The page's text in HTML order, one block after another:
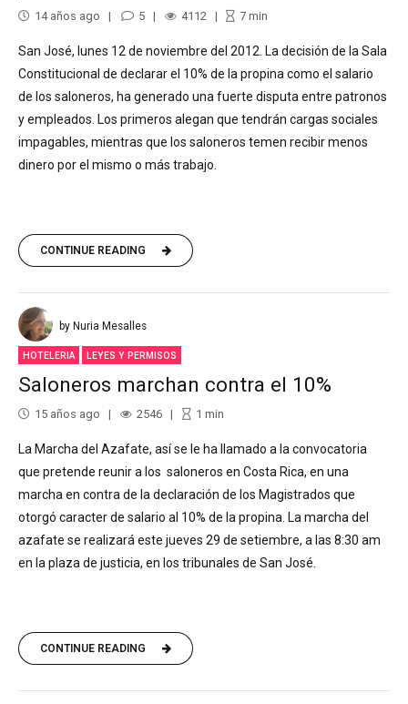
14 años ago 5 4112 7 min
San José, lunes 12 de noviembre del 2012. La decisión de la Sala
Constitucional de declarar el 10% de la propina como el salario
de los saloneros, ha generado una fuerte disputa entre patronos
y empleados. Los primeros alegan que tendrán cargas sociales
impagables, mientras que los saloneros temen recibir menos
dinero por el mismo o más trabajo.
CONTINUE READING
by Nuria Mesalles
HOTELERIA LEYES Y PERMISOS
Saloneros marchan contra el 10%
15 años ago 2546 1 min
La Marcha del Azafate, así se le ha llamado a la convocatoria
que pretende reunir a los saloneros en Costa Rica, en una
marcha en contra de la declaración de los Magistrados que
otorgó caracter de salario al 10% de la propina. La marcha del
azafate se realizará este jueves 29 de setiembre, a las 8:30 am
en la plaza de justicia, en los tribunales de San José.
CONTINUE READING